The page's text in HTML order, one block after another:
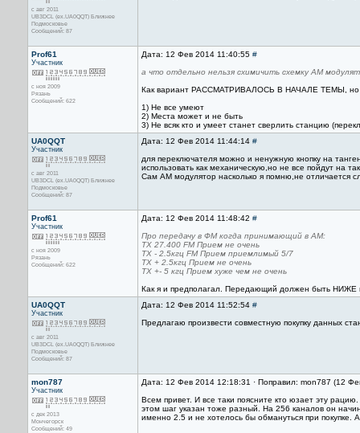
с авг 2011
UB3DCL (ex.UA0QQT) Ближнее
Подмосковье
Сообщений: 87
Prof61
Участник
с ноя 2009
Рязань
Сообщений: 622
Дата: 12 Фев 2014 11:40:55 #
а что отдельно нельзя схимичить схемку АМ
Как вариант РАССМАТРИВАЛОСЬ В НАЧАЛЕ ТЕМЫ, но
1) Не все умеют
2) Места может и не быть
3) Не всяк кто и умеет станет сверлить станцию
UA0QQT
Участник
с авг 2011
UB3DCL (ex.UA0QQT) Ближнее
Подмосковье
Сообщений: 87
Дата: 12 Фев 2014 11:44:14 #
для переключателя можно и ненужную кнопку на
использовать как механическую,но не все пойдут на
Сам АМ модулятор насколько я помню,не отличается
Prof61
Участник
с ноя 2009
Рязань
Сообщений: 622
Дата: 12 Фев 2014 11:48:42 #
Про передачу в ФМ когда принимающий в АМ:
TX 27.400 FM Прием не очень
TX - 2.5кгц FM Прием приемлимый 5/7
TX + 2.5кгц Прием не очень
TX +- 5 кгц Прием хуже чем не очень
Как я и предполагал. Передающий должен быть НИЖЕ
UA0QQT
Участник
с авг 2011
UB3DCL (ex.UA0QQT) Ближнее
Подмосковье
Сообщений: 87
Дата: 12 Фев 2014 11:52:54 #
Предлагаю произвести совместную покупку данных
mon787
Участник
с дек 2013
Мончегорск
Сообщений: 49
Дата: 12 Фев 2014 12:18:31 · Поправил: mon787 (12
Всем привет. И все таки поясните кто юзает эту
этом шаг указан тоже разный. На 256 каналов он
именно 2.5 и не хотелось бы обмануться при покупке.